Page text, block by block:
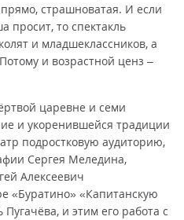
страшноватая. И если
просит, то спектакль
и младшеклассников, а
и возрастной ценз –
царевне и семи
и укоренившейся традиции
подростковую аудиторию,
Сергея Меледина,
Алексеевич
«Буратино» «Капитанскую
Пугачёва, и этим его работа с